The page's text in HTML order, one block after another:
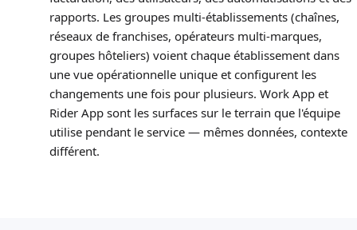
rapports. Les groupes multi-établissements (chaînes,
réseaux de franchises, opérateurs multi-marques,
groupes hôteliers) voient chaque établissement dans
une vue opérationnelle unique et configurent les
changements une fois pour plusieurs. Work App et
Rider App sont les surfaces sur le terrain que l'équipe
utilise pendant le service — mêmes données, contexte
différent.